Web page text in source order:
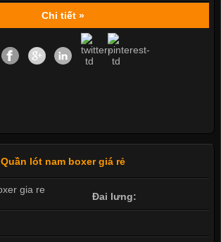
Chi tiết »
Quần lót nam boxer giá rẻ
Đai lưng: